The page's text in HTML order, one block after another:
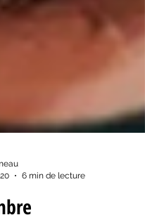
6 min de lecture